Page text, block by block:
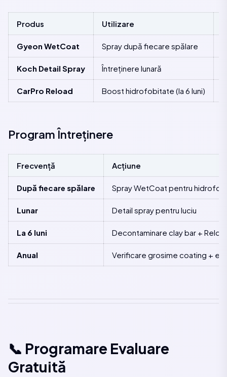
Produs Utilizare
Gyeon WetCoat Spray după fiecare spălare
Koch Detail Spray Întreținere lunară
CarPro Reload Boost hidrofobitate (la 6 luni)
Program Întreținere
Frecvență Acțiune
După fiecare spălare Spray WetCoat pentru
Lunar Detail spray pentru luciu
La 6 luni Decontaminare clay bar +
Anual Verificare grosime coating +
📞 Programare Evaluare
Gratuită